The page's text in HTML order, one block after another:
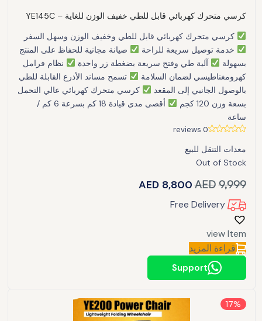
كرسي متحرك كهربائي قابل للطي خفيف الوزن للغاية – YE145C
كرسي متحرك كهربائي قابل للطي وخفيف الوزن وسهل السفر
خدمة توصيل سريعة للراحة
صيانة مجانية للحفاظ على المنتج
بسهولة
آلية طي وفتح سريعة بضغطة زر واحدة
نظام فرامل
كهرومغناطيسي لضمان السلامة
تسمح مساند الأذرع القابلة للطي
بالوصول الجانبي إلى المقعد
كرسي متحرك كهربائي عالي التحمل
بسعة وزن 120 كجم
أقصى مدى قيادة 18 كم بسرعة 6 كم /
ساعة
0 reviews
معدات التنقل للبيع
Out of Stock
AED 9,999
AED 8,800
Free Delivery
view Item
قراءة المزيد
Support
17%